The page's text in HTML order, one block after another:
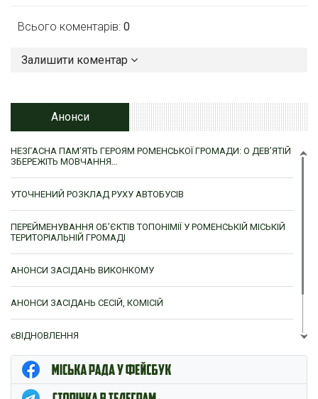
Всього коментарів: 0
Залишити коментар
Анонси
НЕЗГАСНА ПАМ’ЯТЬ ГЕРОЯМ РОМЕНСЬКОЇ ГРОМАДИ: О ДЕВ’ЯТІЙ
ЗБЕРЕЖІТЬ МОВЧАННЯ…
УТОЧНЕНИЙ РОЗКЛАД РУХУ АВТОБУСІВ
ПЕРЕЙМЕНУВАННЯ ОБ’ЄКТІВ ТОПОНІМІЇ У РОМЕНСЬКІЙ МІСЬКІЙ
ТЕРИТОРІАЛЬНІЙ ГРОМАДІ
АНОНСИ ЗАСІДАНЬ ВИКОНКОМУ
АНОНСИ ЗАСІДАНЬ СЕСІЙ, КОМІСІЙ
єВІДНОВЛЕННЯ
ЦНАП м. Ромни